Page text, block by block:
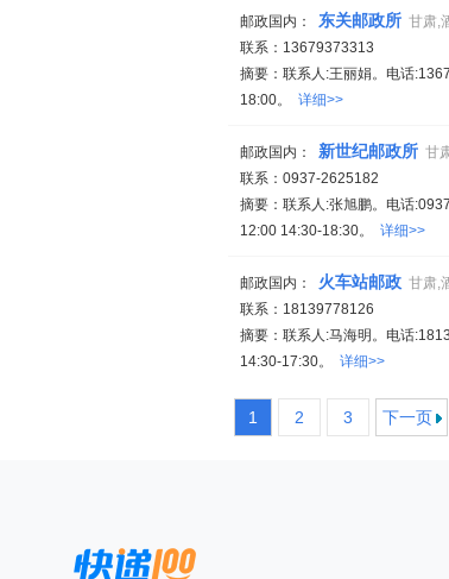
邮政国内： 东关邮政所 甘肃,
联系：13679373313
摘要：联系人:王丽娟。电话
18:00。 详细>>
邮政国内： 新世纪邮政所 甘
联系：0937-2625182
摘要：联系人:张旭鹏。电话
12:00 14:30-18:30。 详细>>
邮政国内： 火车站邮政 甘肃,
联系：18139778126
摘要：联系人:马海明。电话
14:30-17:30。 详细>>
1 2 3 下一页